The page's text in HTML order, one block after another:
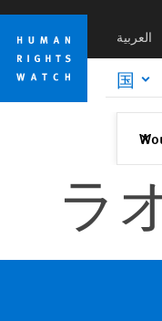
Skip
cookie
privacy
notice
Skip
main
content
العربية
国
✕
ラ